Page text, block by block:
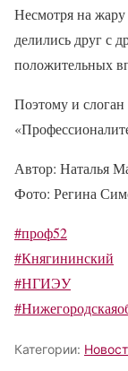
Несмотря на жару
делились друг с
положительных
Поэтому и
Автор: Наталья
Фото: Регина
#проф52
#Княгининский
#НГИЭУ
Категории: